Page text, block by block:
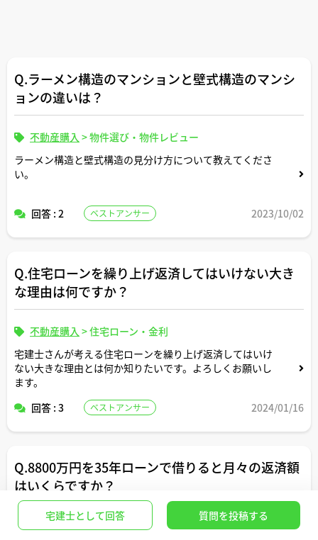
Q.ラーメン構造のマンションと壁式構造のマンシ
ョンの違いは？
不動産購入 >物件選び・物件レビュー
ラーメン構造と壁式構造の見分け方について教えてくださ
い。
回答 : 2 ベストアンサー 2023/10/02
Q.住宅ローンを繰り上げ返済してはいけない大き
な理由は何ですか？
不動産購入 >住宅ローン・金利
宅建士さんが考える住宅ローンを繰り上げ返済してはいけ
ない大きな理由とは何か知りたいです。よろしくお願いし
ます。
回答 : 3
ベストアンサー 2024/01/16
Q.8800万円を35年ローンで借りると月々の返済額
はいくらですか？
不動産購入>住宅ローン・金利
宅建士として回答 質問を投稿する